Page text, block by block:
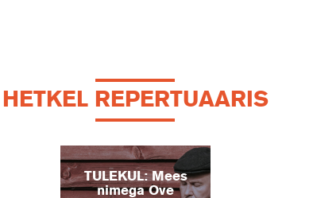
HETKEL REPERTUAARIS
TULEKUL: Mees
nimega Ove